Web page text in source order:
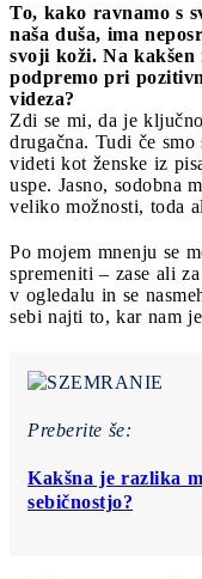
To, kako ravnamo s
naša duša, ima
svoji koži. Na kakšen
podpremo pri
videza?
Zdi se mi, da je
drugačna. Tudi če
videti kot ženske iz
uspe. Jasno, sodobna
veliko možnosti, toda
Po mojem mnenju se
spremeniti – zase ali
v ogledalu in se
sebi najti to, kar nam
Preberite še:
Kakšna je razlika
sebičnostjo?